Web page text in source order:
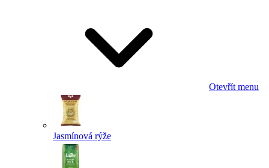
Otevřít menu
Jasmínová rýže